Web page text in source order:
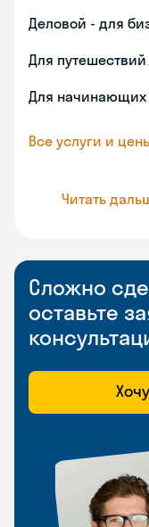
Деловой - для
Для путешествий
Для
Все услуги и
Читать
Сложно
оставьте